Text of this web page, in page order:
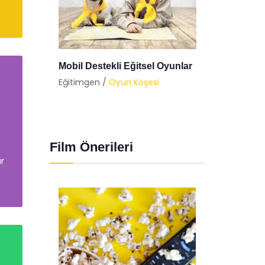
Mobil Destekli Eğitsel Oyunlar
Eğitimgen / Oyun Köşesi
Film Önerileri